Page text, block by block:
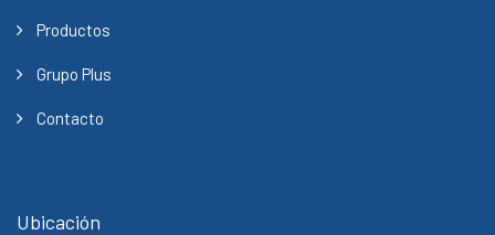
Productos
Grupo Plus
Contacto
Ubicación